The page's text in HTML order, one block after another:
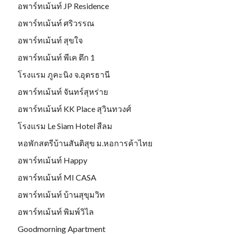
อพาร์ทเม้นท์ JP Residence
อพาร์ทเม้นท์ ศริวรรณ
อพาร์ทเม้นท์ สุขใจ
อพาร์ทเม้นท์ พีเค ตึก 1
โรงแรม ภูคะนิง จ.อุดรธานี
อพาร์ทเม้นท์ จันทร์สุหร่าย
อพาร์ทเม้นท์ KK Place สุวินทวงศ์
โรงแรม Le Siam Hotel สีลม
หอพักสตรีบ้านสันติสุข ม.หอการค้าไทย
อพาร์ทเม้นท์ Happy
อพาร์ทเม้นท์ MI CASA
อพาร์ทเม้นท์ บ้านสุขุมวิท
อพาร์ทเม้นท์ พิมพ์วิไล
Goodmorning Apartment